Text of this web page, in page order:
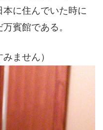
に住んでいた時に
賓館である。
ません）